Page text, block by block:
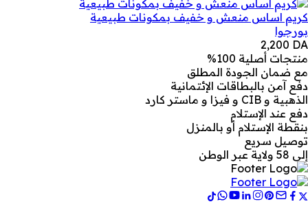
كريم اساس منعش و خفيف بمكونات طبيعية
بورجوا
2,200 DA
منتجات أصلية 100%
مع ضمان الجودة المطلق
دفع آمن بالبطاقات الإئتمانية
الذهبية و CIB و فيزا و ماستر كارد
دفع عند الإستلام
بنقطة الإستلام أو بالمنزل
توصيل سريع
إلى 58 ولاية عبر الوطن